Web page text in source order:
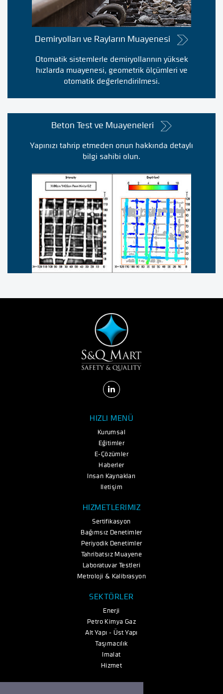
Demiryolları ve Rayların Muayenesi
Otomatik sistemlerle demiryollarının yüksek
hızlarda muayenesi, geometrik ölçümleri ve
otomatik değerlendirilmesi.
Beton Test ve Muayeneleri
Yapınızı tahrip etmeden onun hakkında detaylı
bilgi sahibi olun.
HIZLI MENÜ
Kurumsal
Eğitimler
E-Çözümler
Haberler
İnsan Kaynakları
İletişim
HİZMETLERİMİZ
Sertifikasyon
Bağımsız Denetimler
Periyodik Denetimler
Tahribatsız Muayene
Laboratuvar Testleri
Metroloji & Kalibrasyon
SEKTÖRLER
Enerji
Petro Kimya Gaz
Alt Yapı - Üst Yapı
Taşımacılık
İmalat
Hizmet